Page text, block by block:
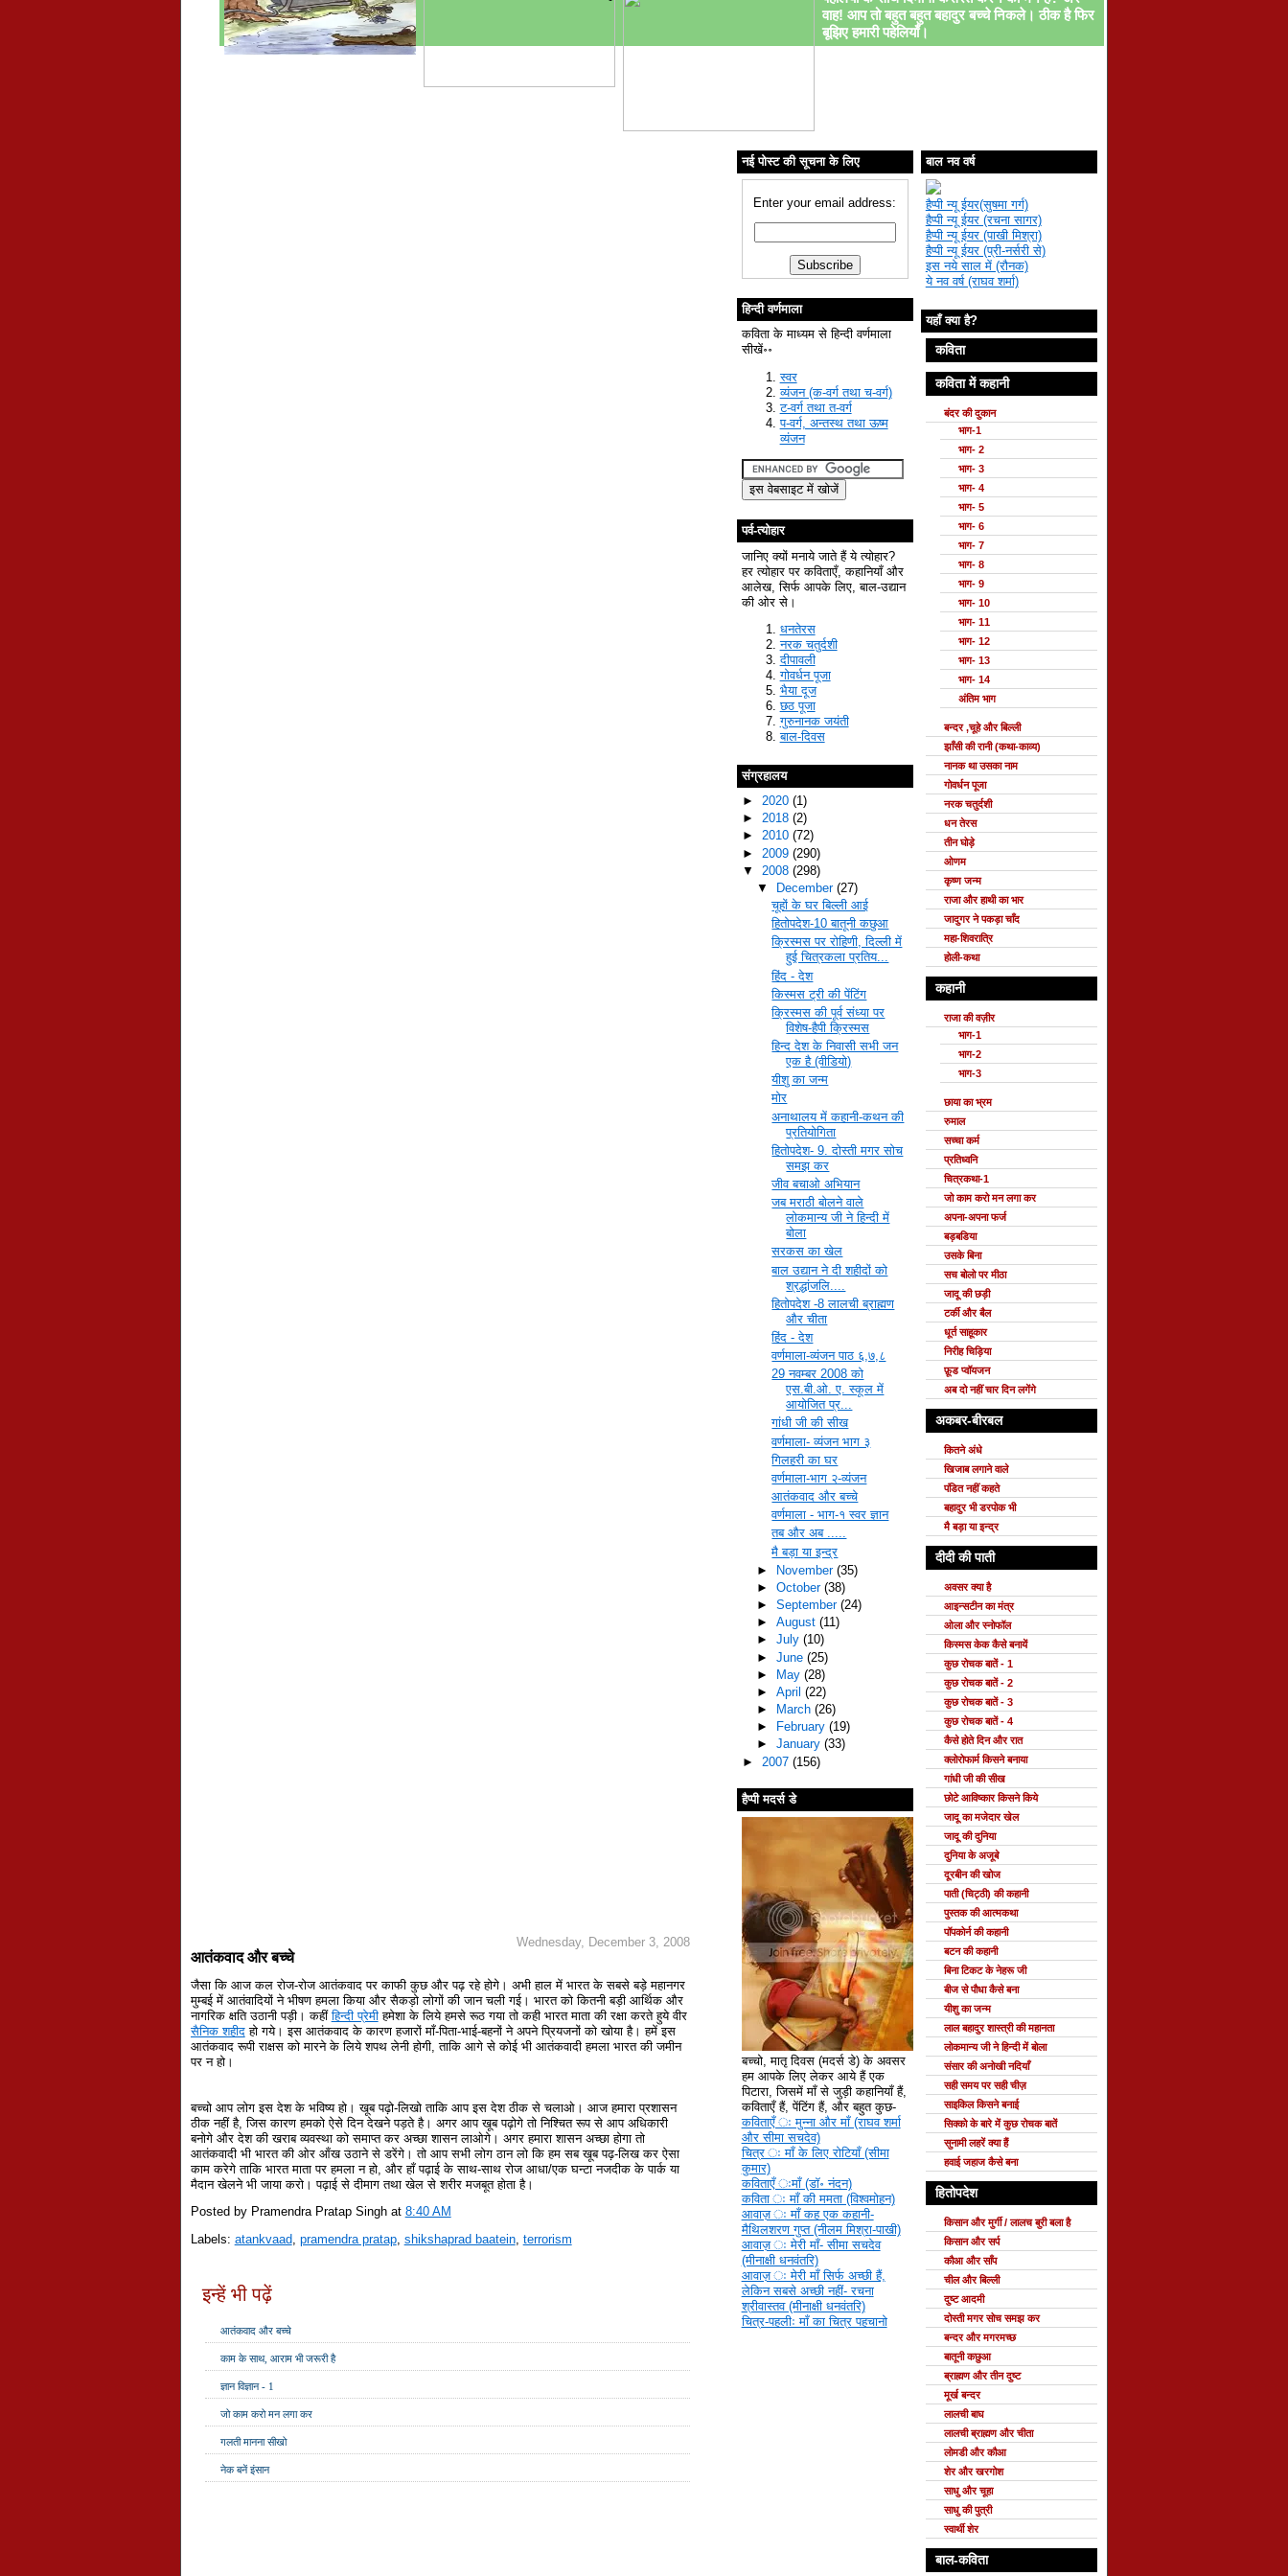
वाह! आप तो बहुत बहुत बहादुर बच्चे निकले। ठीक है फिर
बूझिए हमारी पहेलियाँ।
Wednesday, December 3, 2008
आतंकवाद और बच्‍चे
जैसा कि आज कल रोज-रोज आतंकवाद पर काफी कुछ और पढ़ रहे होगे। अभी हाल में भारत के सबसे बड़े महानगर
मुम्‍बई में आतंवादियों ने भीषण हमला किया और सैकड़ो लोगों की जान चली गई। भारत को कितनी बड़ी आर्थिक और
नागरिक क्षति उठानी पड़ी। कहींहिन्‍दी प्रेमीहमेशा के लिये हमसे रूठ गया तो कही भारत माता की रक्षा करते हुये वीर
सैनिक शहीदहो गये। इस आतंकवाद के कारण हजारों माँ-पिता-भाई-बहनों ने अपने प्रियजनों को खोया है। हमें इस
आतंकवाद रूपी राक्षस को मारने के लिये शपथ लेनी होगी, ताकि आगे से कोई भी आतंकवादी हमला भारत की जमीन
पर न हो।
बच्‍चो आप लोग इस देश के भविष्‍य हो। खूब पढ़ो-लिखो ताकि आप इस देश ठीक से चलाओ। आज हमारा प्रशासन
ठीक नहीं है, जिस कारण हमको ऐसे दिन देखने पड़ते है। अगर आप खूब पढ़ोगे तो निश्चित रूप से आप अधिकारी
बनोगे और देश की खराब व्‍यवस्‍था को समाप्‍त कर अच्‍छा शासन लाओगे। अगर हमारा शासन अच्‍छा होगा तो
आतंकवादी भी भारत की ओर आँख उठाने से डरेंगे। तो आप सभी लोग ठान लो कि हम सब खूब पढ़-लिख कर ऐसा
काम करेगे ताकि भारत माता पर हमला न हो, और हाँ पढ़ाई के साथ-साथ रोज आधा/एक घन्‍टा नजदीक के पार्क या
मैदान खेलने भी जाया करो। पढ़ाई से दीमाग तथा खेल से शरीर मजबूत होता है।
Posted by Pramendra Pratap Singh at 8:40 AM
Labels: atankvaad, pramendra pratap, shikshaprad baatein, terrorism
इन्हें भी पढ़ें
आतंकवाद और बच्‍चे
काम के साथ, आराम भी जरूरी है
ज्ञान विज्ञान - 1
जो काम करो मन लगा कर
गलती मानना सीखो
नेक बनें इंसान
नई पोस्ट की सूचना के लिए
Enter your email address:
हिन्दी वर्णमाला
कविता के माध्यम से हिन्दी वर्णमाला
सीखें॰॰
स्वर
व्यंजन (क-वर्ग तथा च-वर्ग)
ट-वर्ग तथा त-वर्ग
प-वर्ग, अन्तस्थ तथा ऊष्म
व्यंजन
पर्व-त्योहार
जानिए क्यों मनाये जाते हैं ये त्योहार?
हर त्योहार पर कविताएँ, कहानियाँ और
आलेख, सिर्फ आपके लिए, बाल-उद्यान
की ओर से।
धनतेरस
नरक चतुर्दशी
दीपावली
गोवर्धन पूजा
भैया दूज
छठ पूजा
गुरुनानक जयंती
बाल-दिवस
संग्रहालय
► 2020 (1)
► 2018 (2)
► 2010 (72)
► 2009 (290)
▼ 2008 (298)
▼
December (27)
चूहों के घर बिल्ली आई
हितोपदेश-10 बातूनी कछुआ
क्रिस्मस पर रोहिणी, दिल्ली में
हुई चित्रकला प्रतिय...
हिंद - देश
किस्मस ट्री की पेंटिंग
क्रिस्मस की पूर्व संध्या पर
विशेष-हैपी क्रिस्मस
हिन्द देश के निवासी सभी जन
एक है (वीडियो)
यीशु का जन्म
मोर
अनाथालय में कहानी-कथन की
प्रतियोगिता
हितोपदेश- 9. दोस्ती मगर सोच
समझ कर
जीव बचाओ अभियान
जब मराठी बोलने वाले
लोकमान्य जी ने हिन्दी में
बोला
सरकस का खेल
बाल उद्यान ने दी शहीदों को
श्रद्धांजलि....
हितोपदेश -8 लालची ब्राह्मण
और चीता
हिंद - देश
वर्णमाला-व्यंजन पाठ ६,७,८
29 नवम्बर 2008 को
एस.बी.ओ. ए. स्कूल में
आयोजित प्र...
गांधी जी की सीख
वर्णमाला- व्यंजन भाग ३
गिलहरी का घर
वर्णमाला-भाग २-व्यंजन
आतंकवाद और बच्‍चे
वर्णमाला - भाग-१ स्वर ज्ञान
तब और अब .....
मै बड़ा या इन्द्र
►
November (35)
► October (38)
► September (24)
► August (11)
► July (10)
► June (25)
►
May (28)
► April (22)
►
March (26)
►
February (19)
► January (33)
► 2007 (156)
हैप्पी मदर्स डे
बच्चो, मातृ दिवस (मदर्स डे) के अवसर
हम आपके लिए लेकर आये हैं एक
पिटारा, जिसमें माँ से जुड़ी कहानियाँ हैं,
कविताएँ हैं, पेंटिंग हैं, और बहुत कुछ-
कविताएँ ‍ः मुन्ना और माँ (राघव शर्मा
और सीमा सचदेव)
चित्र ‍ः माँ के लिए रोटियाँ (सीमा
कुमार)
कविताएँ ‍ःमाँ (डॉ॰ नंदन)
कविता ‍ः माँ की ममता (विश्वमोहन)
आवाज़ ‍ः माँ कह एक कहानी-
मैथिलशरण गुप्त (नीलम मिश्रा-पाखी)
आवाज़ ‍ः मेरी माँ- सीमा सचदेव
(मीनाक्षी धनवंतरि)
आवाज़ ‍ः मेरी माँ सिर्फ अच्छी हैं,
लेकिन सबसे अच्छी नहीं- रचना
श्रीवास्तव (मीनाक्षी धनवंतरि)
चित्र-पहलीः माँ का चित्र पहचानो
बाल नव वर्ष
हैप्पी न्यू ईयर(सुषमा गर्ग)
हैप्पी न्यू ईयर (रचना सागर)
हैप्पी न्यू ईयर (पाखी मिश्रा)
हैप्पी न्यू ईयर (प्री-नर्सरी से)
इस नये साल में (रौनक)
ये नव वर्ष (राघव शर्मा)
यहाँ क्या है?
कविता
कविता में कहानी
बंदर की दुकान
भाग-1
भाग- 2
भाग- 3
भाग- 4
भाग- 5
भाग- 6
भाग- 7
भाग- 8
भाग- 9
भाग- 10
भाग- 11
भाग- 12
भाग- 13
भाग- 14
अंतिम भाग
बन्दर ,चूहे और बिल्ली
झाँसी की रानी (कथा-काव्य)
नानक था उसका नाम
गोवर्धन पूजा
नरक चतुर्दशी
धन तेरस
तीन घोड़े
ओणम
कृष्ण जन्म
राजा और हाथी का भार
जादुगर ने पकड़ा चाँद
महा-शिवरात्रि
होली-कथा
कहानी
राजा की वज़ीर
भाग-1
भाग-2
भाग-3
छाया का भ्रम
रुमाल
सच्चा कर्म
प्रतिध्वनि
चित्रकथा-1
जो काम करो मन लगा कर
अपना-अपना फर्ज
बड़बडिया
उसके बिना
सच बोलो पर मीठा
जादू की छड़ी
टर्की और बैल
धूर्त साहूकार
निरीह चिड़िया
फ़ूड प्वॉयजन
अब दो नहीं चार दिन लगेंगे
अकबर-बीरबल
कितने अंधे
खिजाब लगाने वाले
पंडित नहीं कहते
बहादुर भी डरपोक भी
मै बड़ा या इन्द्र
दीदी की पाती
अवसर क्या है
आइन्सटीन का मंत्र
ओला और स्नोफॉल
किस्मस केक कैसे बनायें
कुछ रोचक बातें - 1
कुछ रोचक बातें - 2
कुछ रोचक बातें - 3
कुछ रोचक बातें - 4
कैसे होते दिन और रात
क्लोरोफार्म किसने बनाया
गांधी जी की सीख
छोटे आविष्कार किसने किये
जादू का मजेदार खेल
जादू की दुनिया
दुनिया के अजूबे
दूरबीन की खोज
पाती (चिट्ठी) की कहानी
पुस्तक की आत्मकथा
पॉपकोर्न की कहानी
बटन की कहानी
बिना टिकट के नेहरू जी
बीज से पौधा कैसे बना
यीशु का जन्म
लाल बहादुर शास्त्री की महानता
लोकमान्य जी ने हिन्दी में बोला
संसार की अनोखी नदियाँ
सही समय पर सही चीज़
साइकिल किसने बनाई
सिक्को के बारे में कुछ रोचक बातें
सुनामी लहरें क्या हैं
हवाई जहाज कैसे बना
हितोपदेश
किसान और मुर्गी / लालच बुरी बला है
किसान और सर्प
कौआ और साँप
चील और बिल्ली
दुष्ट आदमी
दोस्ती मगर सोच समझ कर
बन्दर और मगरमच्छ
बातूनी कछुआ
ब्राह्मण और तीन दुष्ट
मूर्ख बन्दर
लालची बाघ
लालची ब्राह्मण और चीता
लोमडी और कौआ
शेर और खरगोश
साधु और चूहा
साधु की पुत्री
स्वार्थी शेर
बाल-कविता